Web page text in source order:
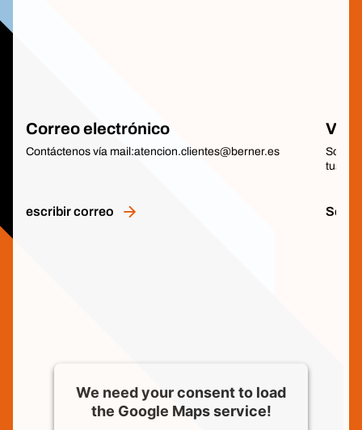
Correo electrónico
Contáctenos vía mail:atencion.clientes@berner.es
escribir correo
tus
We need your consent to load
the Google Maps service!